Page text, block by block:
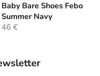
Baby Bare Shoes Febo
Summer Navy
46 €